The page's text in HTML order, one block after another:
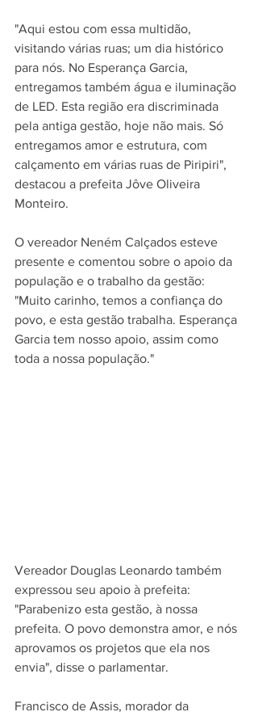
"Aqui estou com essa multidão,
visitando várias ruas; um dia histórico
para nós. No Esperança Garcia,
entregamos também água e iluminação
de LED. Esta região era discriminada
pela antiga gestão, hoje não mais. Só
entregamos amor e estrutura, com
calçamento em várias ruas de Piripiri",
destacou a prefeita Jôve Oliveira
Monteiro.
O vereador Neném Calçados esteve
presente e comentou sobre o apoio da
população e o trabalho da gestão:
"Muito carinho, temos a confiança do
povo, e esta gestão trabalha. Esperança
Garcia tem nosso apoio, assim como
toda a nossa população."
Vereador Douglas Leonardo também
expressou seu apoio à prefeita:
"Parabenizo esta gestão, à nossa
prefeita. O povo demonstra amor, e nós
aprovamos os projetos que ela nos
envia", disse o parlamentar.
Francisco de Assis, morador da